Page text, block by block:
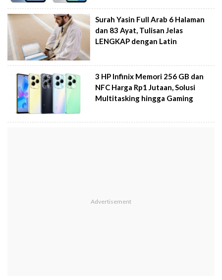
Surah Yasin Full Arab 6 Halaman
dan 83 Ayat, Tulisan Jelas
LENGKAP dengan Latin
3 HP Infinix Memori 256 GB dan
NFC Harga Rp1 Jutaan, Solusi
Multitasking hingga Gaming